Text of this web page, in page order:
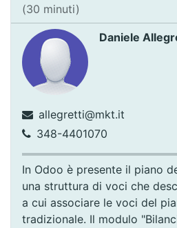
(30 minuti)
Daniele
allegretti@mkt.it
348-4401070
In Odoo è presente il piano
una struttura di voci che
a cui associare le voci del
tradizionale. Il modulo